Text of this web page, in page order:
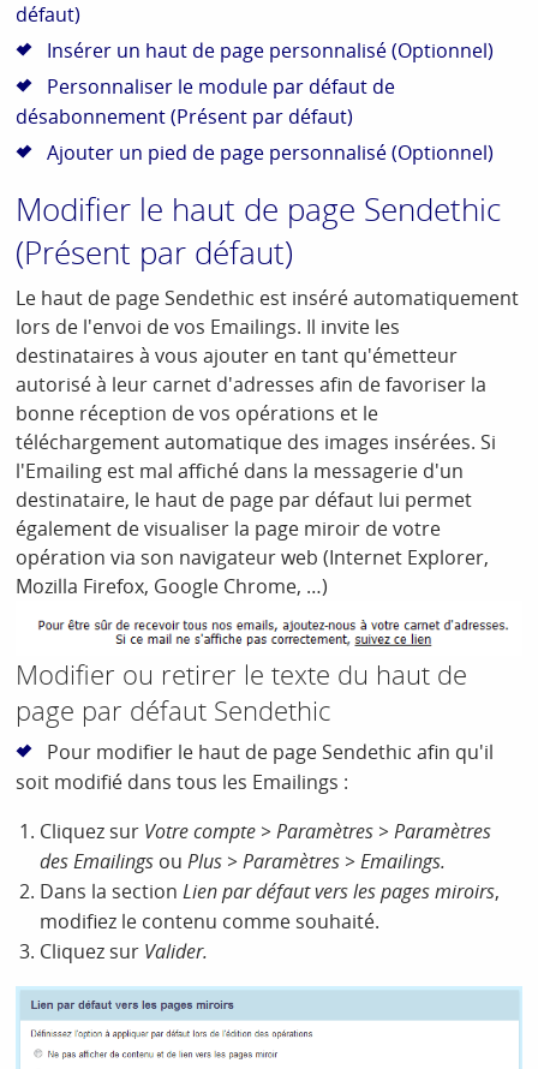
défaut)
Insérer un haut de page personnalisé (Optionnel)
Personnaliser le module par défaut de
désabonnement (Présent par défaut)
Ajouter un pied de page personnalisé (Optionnel)
Modifier le haut de page Sendethic
(Présent par défaut)
Le haut de page Sendethic est inséré automatiquement
lors de l'envoi de vos Emailings. Il invite les
destinataires à vous ajouter en tant qu'émetteur
autorisé à leur carnet d'adresses afin de favoriser la
bonne réception de vos opérations et le
téléchargement automatique des images insérées. Si
l'Emailing est mal affiché dans la messagerie d'un
destinataire, le haut de page par défaut lui permet
également de visualiser la page miroir de votre
opération via son navigateur web (Internet Explorer,
Mozilla Firefox, Google Chrome, …)
Modifier ou retirer le texte du haut de
page par défaut Sendethic
Pour modifier le haut de page Sendethic afin qu'il
soit modifié dans tous les Emailings :
Cliquez sur Votre compte > Paramètres > Paramètres
des Emailings ouPlus > Paramètres > Emailings.
Dans la sectionLien par défaut vers les pages miroirs,
modifiez le contenu comme souhaité.
Cliquez sur Valider.